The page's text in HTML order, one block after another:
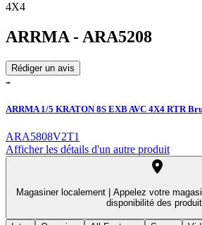
4X4
ARRMA - ARA5208
Rédiger un avis
ARRMA 1/5 KRATON 8S EXB AVC 4X4 RTR
ARA5808V2T1
Afficher les détails d'un autre produit
Magasiner localement |Appelez votre
disponibilité des